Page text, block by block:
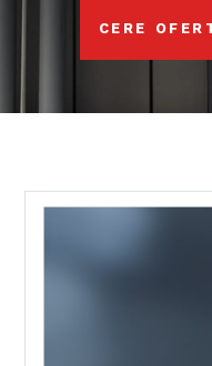
CERE